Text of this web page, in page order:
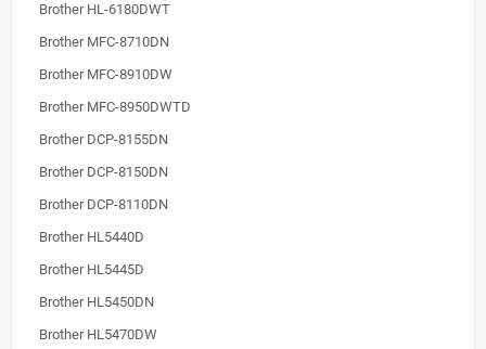
Brother HL-6180DWT
Brother MFC-8710DN
Brother MFC-8910DW
Brother MFC-8950DWTD
Brother DCP-8155DN
Brother DCP-8150DN
Brother DCP-8110DN
Brother HL5440D
Brother HL5445D
Brother HL5450DN
Brother HL5470DW